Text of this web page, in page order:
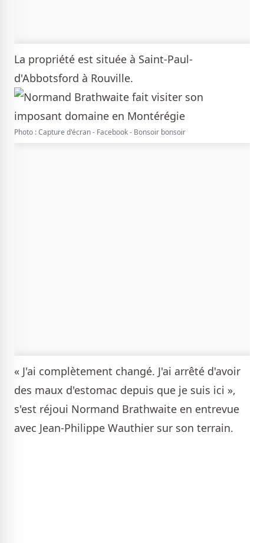
La propriété est située à Saint-Paul-
d'Abbotsford à Rouville.
Photo : Capture d'écran - Facebook - Bonsoir bonsoir
« J'ai complètement changé. J'ai arrêté d'avoir
des maux d'estomac depuis que je suis ici »,
s'est réjoui Normand Brathwaite en entrevue
avec Jean-Philippe Wauthier sur son terrain.